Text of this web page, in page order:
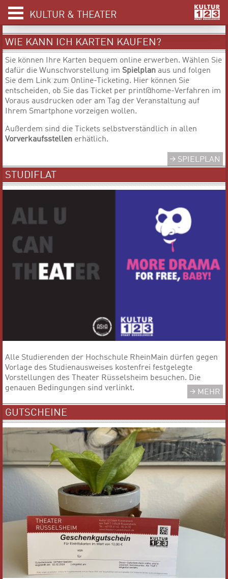
KULTUR & THEATER
WIE KANN ICH KARTEN KAUFEN?
Sie können Ihre Karten bequem online erwerben. Wählen Sie
dafür die Wunschvorstellung im Spielplan aus und folgen
Sie dem Link zum Online-Ticketing. Hier können Sie
entscheiden, ob Sie das Ticket per print@home-Verfahren im
Voraus ausdrucken oder am Tag der Veranstaltung auf
Ihrem Smartphone vorzeigen wollen.
Außerdem sind die Tickets selbstverständlich in allen
Vorverkaufsstellen erhätlich.
SPIELPLAN
STUDIFLAT
Alle Studierenden der Hochschule RheinMain dürfen gegen
Vorlage des Studienausweises kostenfrei festgelegte
Vorstellungen des Theater Rüsselsheim besuchen. Die
genauen Bedingungen sind verlinkt.
MEHR
GUTSCHEINE